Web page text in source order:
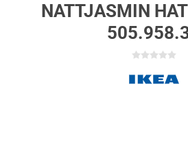
NATTJASMIN